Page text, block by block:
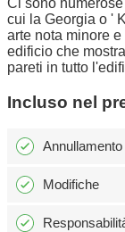
Ci sono
cui la Georgia o '
arte nota minore
edificio che
pareti in tutto
Incluso nel
Annullamento
Modifiche